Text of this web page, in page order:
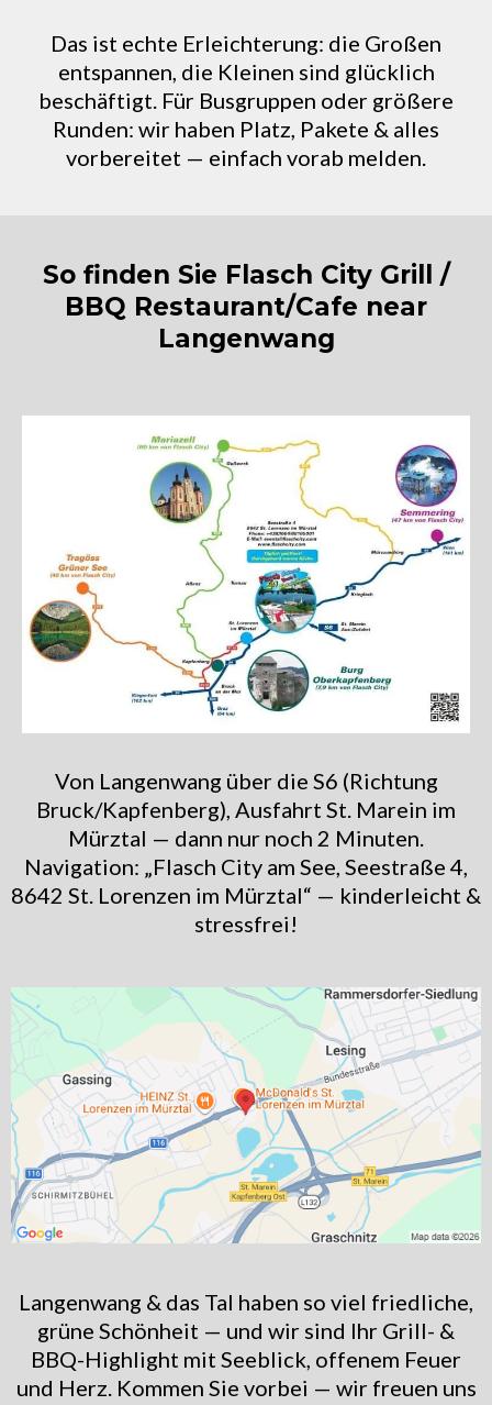
Das ist echte Erleichterung: die Großen
entspannen, die Kleinen sind glücklich
beschäftigt. Für Busgruppen oder größere
Runden: wir haben Platz, Pakete & alles
vorbereitet — einfach vorab melden.
So finden Sie Flasch City Grill /
BBQ Restaurant/Cafe near
Langenwang
Von Langenwang über die S6 (Richtung
Bruck/Kapfenberg), Ausfahrt St. Marein im
Mürztal — dann nur noch 2 Minuten.
Navigation: „Flasch City am See, Seestraße 4,
8642 St. Lorenzen im Mürztal“ — kinderleicht &
stressfrei!
Langenwang & das Tal haben so viel friedliche,
grüne Schönheit — und wir sind Ihr Grill- &
BBQ-Highlight mit Seeblick, offenem Feuer
und Herz. Kommen Sie vorbei — wir freuen uns